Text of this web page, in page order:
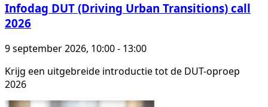
Infodag DUT (Driving Urban Transitions) call
2026
9 september 2026, 10:00 - 13:00
Krijg een uitgebreide introductie tot de DUT-oproep
2026